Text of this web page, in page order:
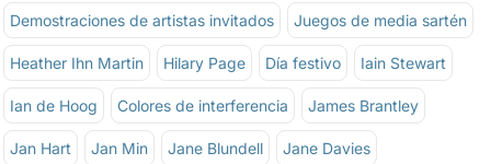
Demostraciones de artistas invitados Juegos de media sartén
Heather Ihn Martin Hilary Page Día festivo Iain Stewart
Ian de Hoog Colores de interferencia James Brantley
Jan Hart Jan Min Jane Blundell Jane Davies